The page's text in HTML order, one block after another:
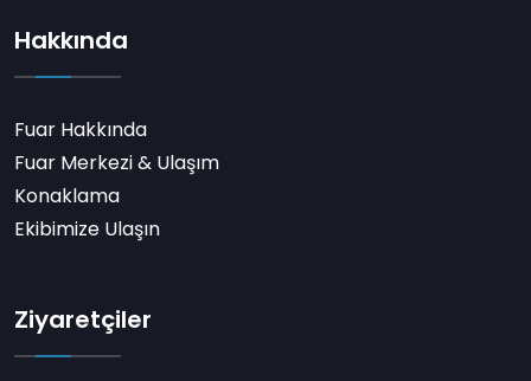
Hakkında
Fuar Hakkında
Fuar Merkezi & Ulaşım
Konaklama
Ekibimize Ulaşın
Ziyaretçiler